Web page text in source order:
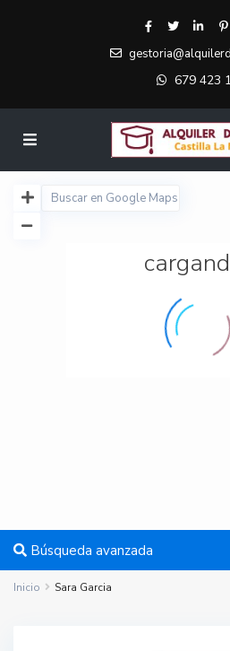
679 423
Búsqueda avanzada
Inicio Sara Garcia